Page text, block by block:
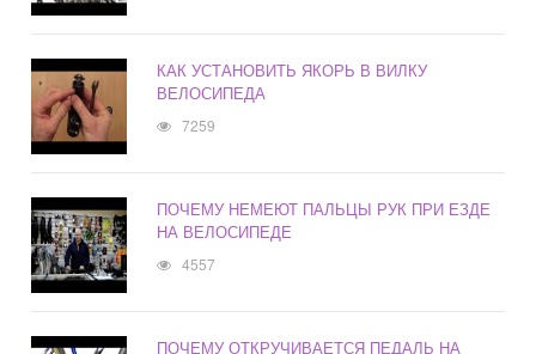
КАК УСТАНОВИТЬ ЯКОРЬ В ВИЛКУ
ВЕЛОСИПЕДА
7259
ПОЧЕМУ НЕМЕЮТ ПАЛЬЦЫ РУК ПРИ ЕЗДЕ
НА ВЕЛОСИПЕДЕ
4557
ПОЧЕМУ ОТКРУЧИВАЕТСЯ ПЕДАЛЬ НА